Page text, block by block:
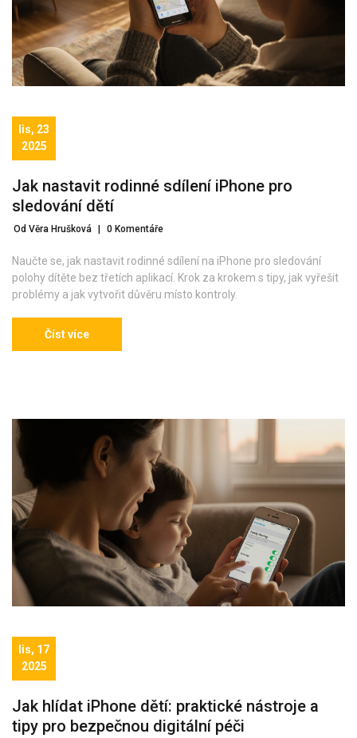
lis, 23
2025
Jak nastavit rodinné sdílení iPhone pro
sledování dětí
Od Věra Hrušková | 0 Komentáře
Naučte se, jak nastavit rodinné sdílení na iPhone pro sledování
polohy dítěte bez třetích aplikací. Krok za krokem s tipy, jak vyřešit
problémy a jak vytvořit důvěru místo kontroly.
Číst více
lis, 17
2025
Jak hlídat iPhone dětí: praktické nástroje a
tipy pro bezpečnou digitální péči